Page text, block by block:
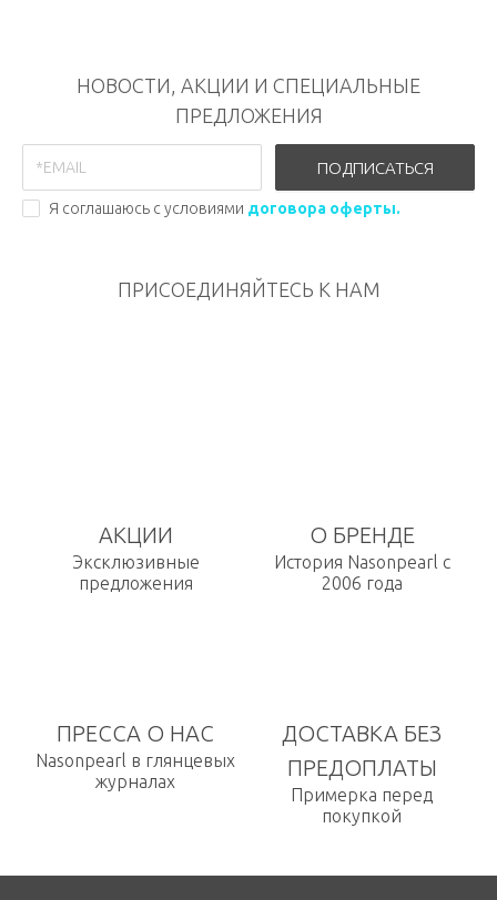
НОВОСТИ, АКЦИИ И СПЕЦИАЛЬНЫЕ
ПРЕДЛОЖЕНИЯ
ПОДПИСАТЬСЯ
Я соглашаюсь с условиями договора оферты.
ПРИСОЕДИНЯЙТЕСЬ К НАМ
АКЦИИ
Эксклюзивные
предложения
О БРЕНДЕ
История Nasonpearl с
2006 года
ПРЕССА О НАС
Nasonpearl в глянцевых
журналах
ДОСТАВКА БЕЗ
ПРЕДОПЛАТЫ
Примерка перед
покупкой